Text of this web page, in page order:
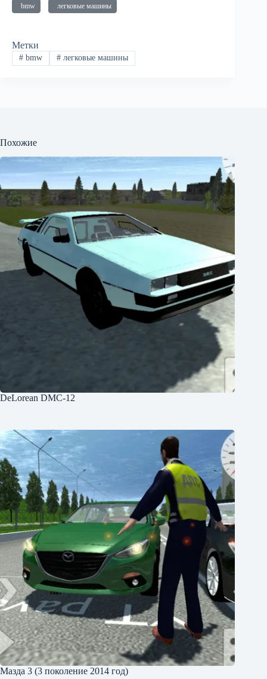
bmw легковые машины
Метки
#bmw #легковые машины
Похожие
DeLorean DMC-12
Мазда 3 (3 поколение 2014 год)